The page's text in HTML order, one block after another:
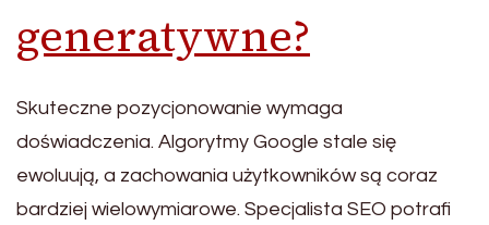
generatywne?
Skuteczne pozycjonowanie wymaga
doświadczenia. Algorytmy Google stale się
ewoluują, a zachowania użytkowników są coraz
bardziej wielowymiarowe. Specjalista SEO potrafi